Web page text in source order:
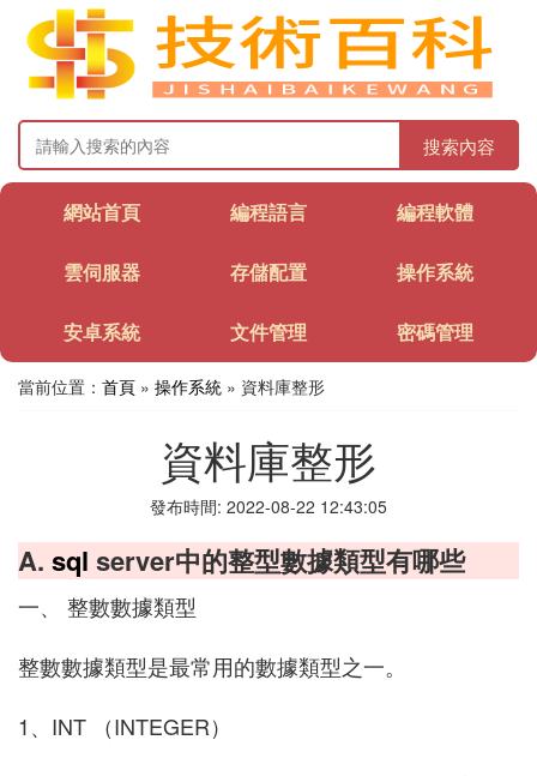
搜索內容
網站首頁 編程語言 編程軟體
雲伺服器 存儲配置 操作系統
安卓系統 文件管理 密碼管理
當前位置： 首頁 » 操作系統 » 資料庫整形
資料庫整形
發布時間: 2022-08-22 12:43:05
A. sql server中的整型數據類型有哪些
一、 整數數據類型
整數數據類型是最常用的數據類型之一。
1、INT （INTEGER）